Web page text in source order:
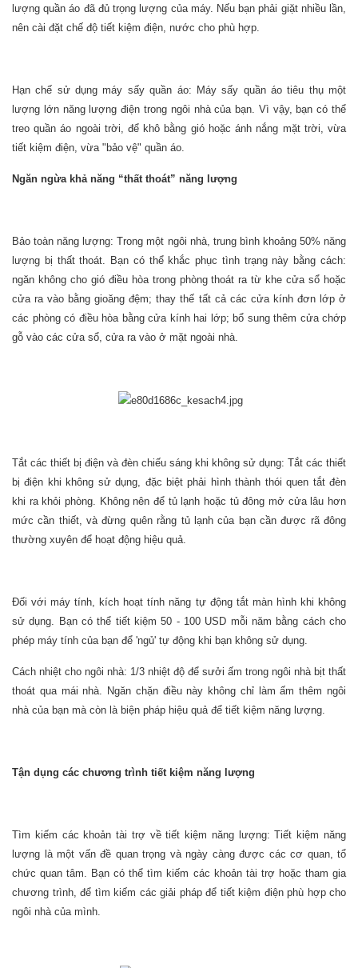
lượng quần áo đã đủ trọng lượng của máy. Nếu bạn phải giặt nhiều lần,
nên cài đặt chế độ tiết kiệm điện, nước cho phù hợp.
Hạn chế sử dụng máy sấy quần áo: Máy sấy quần áo tiêu thụ một
lượng lớn năng lượng điện trong ngôi nhà của bạn. Vì vậy, bạn có thể
treo quần áo ngoài trời, để khô bằng gió hoặc ánh nắng mặt trời, vừa
tiết kiệm điện, vừa "bảo vệ" quần áo.
Ngăn ngừa khả năng “thất thoát” năng lượng
Bảo toàn năng lượng: Trong một ngôi nhà, trung bình khoảng 50% năng
lượng bị thất thoát. Bạn có thể khắc phục tình trạng này bằng cách:
ngăn không cho gió điều hòa trong phòng thoát ra từ khe cửa sổ hoặc
cửa ra vào bằng gioăng đệm; thay thế tất cả các cửa kính đơn lớp ở
các phòng có điều hòa bằng cửa kính hai lớp; bổ sung thêm cửa chớp
gỗ vào các cửa sổ, cửa ra vào ở mặt ngoài nhà.
Tắt các thiết bị điện và đèn chiếu sáng khi không sử dụng: Tắt các thiết
bị điện khi không sử dụng, đặc biệt phải hình thành thói quen tắt đèn
khi ra khỏi phòng. Không nên để tủ lạnh hoặc tủ đông mở cửa lâu hơn
mức cần thiết, và đừng quên rằng tủ lạnh của bạn cần được rã đông
thường xuyên để hoạt động hiệu quả.
Đối với máy tính, kích hoạt tính năng tự động tắt màn hình khi không
sử dụng. Bạn có thể tiết kiệm 50 - 100 USD mỗi năm bằng cách cho
phép máy tính của bạn để 'ngủ' tự động khi bạn không sử dụng.
Cách nhiệt cho ngôi nhà: 1/3 nhiệt độ để sưởi ấm trong ngôi nhà bịt thất
thoát qua mái nhà. Ngăn chặn điều này không chỉ làm ấm thêm ngôi
nhà của bạn mà còn là biện pháp hiệu quả để tiết kiệm năng lượng.
Tận dụng các chương trình tiết kiệm năng lượng
Tìm kiếm các khoản tài trợ về tiết kiệm năng lượng: Tiết kiệm năng
lượng là một vấn đề quan trọng và ngày càng được các cơ quan, tổ
chức quan tâm. Bạn có thể tìm kiếm các khoản tài trợ hoặc tham gia
chương trình, để tìm kiếm các giải pháp để tiết kiệm điện phù hợp cho
ngôi nhà của mình.